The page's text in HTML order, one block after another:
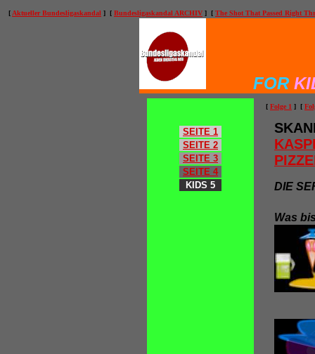
[ Aktueller Bundesligaskandal ] [ Bundesligaskandal ARCHIV ] [ The Shot That Passed Right
FOR
SEITE 1
SEITE 2
SEITE 3
SEITE 4
KIDS 5
[ Folge 1 ] [
DIE
Was